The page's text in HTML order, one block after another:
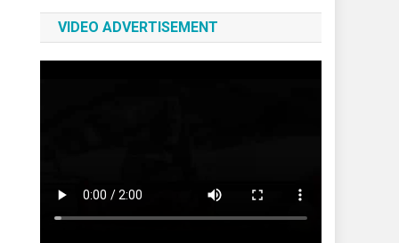
VIDEO ADVERTISEMENT